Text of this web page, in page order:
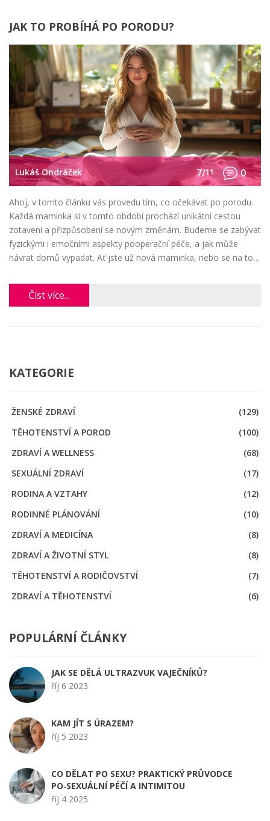
JAK TO PROBÍHÁ PO PORODU?
Lukáš Ondráček 7/11 0
Ahoj, v tomto článku vás provedu tím, co očekávat po porodu.
Každá maminka si v tomto období prochází unikátní cestou
zotavení a přizpůsobení se novým změnám. Budeme se zabývat
fyzickými i emočními aspekty pooperační péče, a jak může
návrat domů vypadat. Ať jste už nová maminka, nebo se na to
Pojďme na to spolu podívat.
Číst více...
KATEGORIE
ŽENSKÉ ZDRAVÍ
(129)
TĚHOTENSTVÍ A POROD
(100)
ZDRAVÍ A WELLNESS
(68)
SEXUÁLNÍ ZDRAVÍ
(17)
RODINA A VZTAHY
(12)
RODINNÉ PLÁNOVÁNÍ
(10)
ZDRAVÍ A MEDICÍNA
(8)
ZDRAVÍ A ŽIVOTNÍ STYL
(8)
TĚHOTENSTVÍ A RODIČOVSTVÍ
(7)
ZDRAVÍ A TĚHOTENSTVÍ
(6)
POPULÁRNÍ ČLÁNKY
JAK SE DĚLÁ ULTRAZVUK VAJEČNÍKŮ?
říj 6 2023
KAM JÍT S ÚRAZEM?
říj 5 2023
CO DĚLAT PO SEXU? PRAKTICKÝ PRŮVODCE
PO‑SEXUÁLNÍ PÉČÍ A INTIMITOU
říj 4 2025